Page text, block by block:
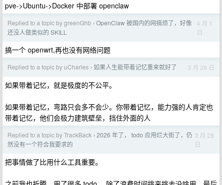
pve->Ubuntu->Docker 中部署 openclaw
Replied to a topic by greenGhb › OpenClaw 被国内的网搞烦了，好像
还没人做类似的 SKILL
4 月 1
日
搞一个 openwrt,再也没有网络问题
Replied to a topic by uCharles › 如果人生能带着记忆重来就好了 3 月 28 日
如果带着记忆，就是极度的不公平。
如果带着记忆，弯路只会多不会少。你带着记忆，能力强的人肯定也
带着记忆，他们会极力建筑壁垒，挡住外面的人
Replied to a topic by TrackBack › 2026 年了， todo 应用烂大街了，仍
然没有一个符合我要求的
3 月 28
日
把事情做了比用什么工具重要。